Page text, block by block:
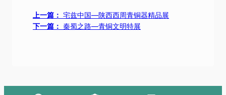
上一篇： 宅兹中国—陕西西周青铜器精品展
下一篇： 秦蜀之路—青铜文明特展